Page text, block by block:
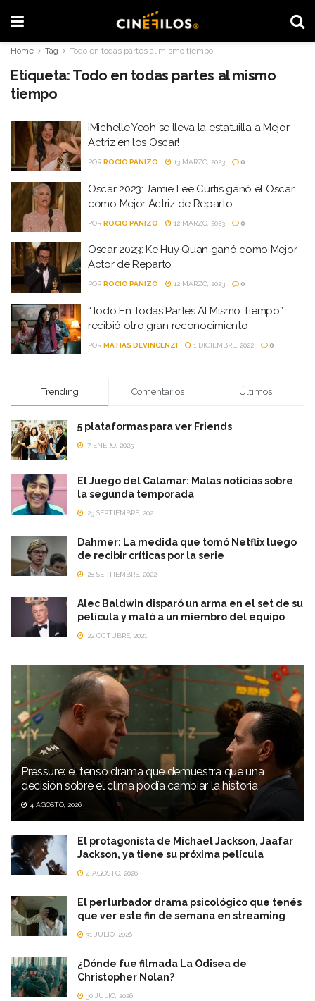
Home Tag Todo en todas partes al mismo tiempo
Etiqueta: Todo en todas partes al mismo
tiempo
¡Michelle Yeoh se lleva la estatuilla a Mejor
Actriz en los Oscar!
POR ROCIO PANIZO 13 MARZO, 2023 0
Oscar 2023: Jamie Lee Curtis ganó el Oscar
como Mejor Actriz de Reparto
POR ROCIO PANIZO 12 MARZO, 2023 0
Oscar 2023: Ke Huy Quan ganó como Mejor
Actor de Reparto
POR ROCIO PANIZO 12 MARZO, 2023 0
“Todo En Todas Partes Al Mismo Tiempo”
recibió otro gran reconocimiento
POR MATIAS DEVINCENZI 1 DICIEMBRE, 2022 0
Trending Comentarios Últimos
5 plataformas para ver Friends
7 ENERO, 2025
El Juego del Calamar: Malas noticias sobre
la segunda temporada
29 SEPTIEMBRE, 2021
Dahmer: La medida que tomó Netflix luego
de recibir críticas por la serie
28 SEPTIEMBRE, 2022
Alec Baldwin disparó un arma en el set de su
película y mató a un miembro del equipo
22 OCTUBRE, 2021
Pressure: el tenso drama que demuestra que una
decisión sobre el clima podía cambiar la historia
4 AGOSTO, 2026
El protagonista de Michael Jackson, Jaafar
Jackson, ya tiene su próxima película
4 AGOSTO, 2026
El perturbador drama psicológico que tenés
que ver este fin de semana en streaming
31 JULIO, 2026
¿Dónde fue filmada La Odisea de
Christopher Nolan?
30 JULIO, 2026